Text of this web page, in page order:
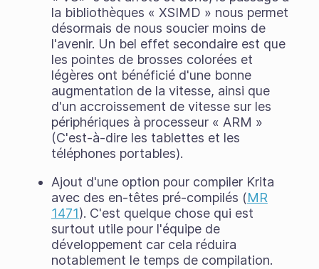
la bibliothèques « XSIMD » nous permet
désormais de nous soucier moins de
l'avenir. Un bel effet secondaire est que
les pointes de brosses colorées et
légères ont bénéficié d'une bonne
augmentation de la vitesse, ainsi que
d'un accroissement de vitesse sur les
périphériques à processeur « ARM »
(C'est-à-dire les tablettes et les
téléphones portables).
Ajout d'une option pour compiler Krita
avec des en-têtes pré-compilés (MR
1471). C'est quelque chose qui est
surtout utile pour l'équipe de
développement car cela réduira
notablement le temps de compilation.